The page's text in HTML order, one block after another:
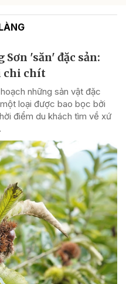
'săn' đặc sản:
chi chít
những sản vật đặc
loại được bao bọc bởi
điểm du khách tìm về xứ